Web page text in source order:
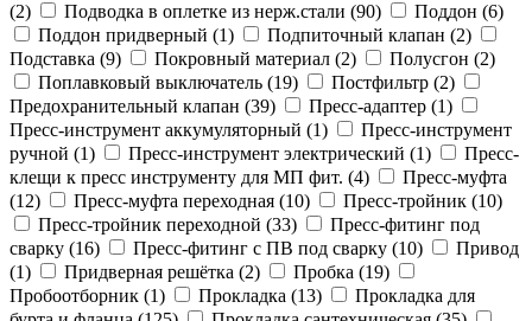
(2) Подводка в оплетке из нерж.стали (90) Поддон (6)
Поддон придверный (1) Подпиточный клапан (2)
Подставка (9) Покровный материал (2) Полусгон (2)
Поплавковый выключатель (19) Постфильтр (2)
Предохранительный клапан (39) Пресс-адаптер (1)
Пресс-инструмент аккумуляторный (1)
Пресс-инструмент
ручной (1) Пресс-инструмент электрический (1)
Пресс-
клещи к пресс инструменту для МП фит. (4)
Пресс-муфта
(12) Пресс-муфта переходная (10) Пресс-тройник (10)
Пресс-тройник переходной (33)
Пресс-фитинг под
сварку (16) Пресс-фитинг с ПВ под сварку (10)
Привод
(1) Придверная решётка (2) Пробка (19)
Пробоотборник (1) Прокладка (13)
Прокладка для